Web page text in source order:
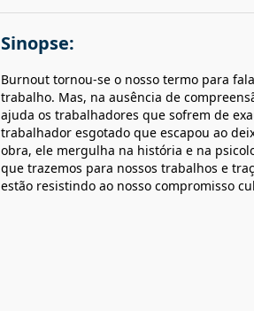
Sinopse:
Burnout tornou-se o nosso termo para
trabalho. Mas, na ausência de
ajuda os trabalhadores que sofrem de
trabalhador esgotado que escapou ao
obra, ele mergulha na história e na
que trazemos para nossos trabalhos e
estão resistindo ao nosso compromisso